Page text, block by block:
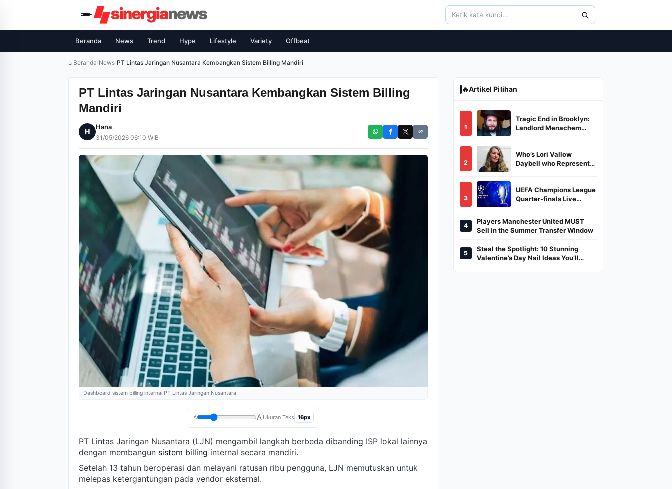
Beranda News Trend Hype Lifestyle Variety Offbeat
⌂ Beranda›News›PT Lintas Jaringan Nusantara Kembangkan Sistem Billing Mandiri
PT Lintas Jaringan Nusantara Kembangkan Sistem Billing
Mandiri
H
Hana
31/05/2026 06:10 WIB
Dashboard sistem billing internal PT Lintas Jaringan Nusantara
A A Ukuran Teks 16px
PT Lintas Jaringan Nusantara (LJN) mengambil langkah berbeda dibanding ISP lokal lainnya
dengan membangun sistem billing internal secara mandiri.
Setelah 13 tahun beroperasi dan melayani ratusan ribu pengguna, LJN memutuskan untuk
melepas ketergantungan pada vendor eksternal.
🔥Artikel Pilihan
1
Tragic End in Brooklyn:
Landlord Menachem
Burned in a Dumpster
2
Who’s Lori Vallow
Daybell who Represents
3
UEFA Champions League
Quarter-finals Live
And Where To Watch
4
Players Manchester United MUST
Sell in the Summer Transfer Window
5
Steal the Spotlight: 10 Stunning
Valentine’s Day Nail Ideas You’ll